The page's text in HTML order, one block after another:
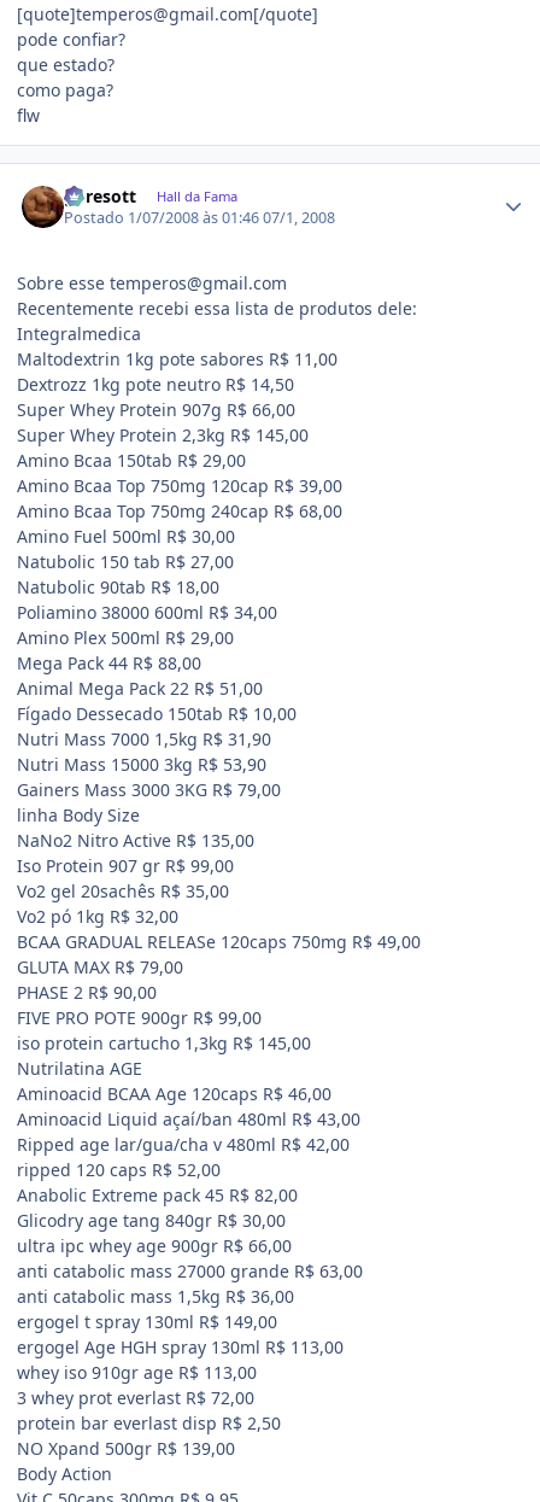
[quote]temperos@gmail.com[/quote]
pode confiar?
que estado?
como paga?
flw
gpresott Hall da Fama
Postado 1/07/2008 às 01:4607/1, 2008
Sobre esse temperos@gmail.com
Recentemente recebi essa lista de produtos dele:
Integralmedica
Maltodextrin 1kg pote sabores R$ 11,00
Dextrozz 1kg pote neutro R$ 14,50
Super Whey Protein 907g R$ 66,00
Super Whey Protein 2,3kg R$ 145,00
Amino Bcaa 150tab R$ 29,00
Amino Bcaa Top 750mg 120cap R$ 39,00
Amino Bcaa Top 750mg 240cap R$ 68,00
Amino Fuel 500ml R$ 30,00
Natubolic 150 tab R$ 27,00
Natubolic 90tab R$ 18,00
Poliamino 38000 600ml R$ 34,00
Amino Plex 500ml R$ 29,00
Mega Pack 44 R$ 88,00
Animal Mega Pack 22 R$ 51,00
Fígado Dessecado 150tab R$ 10,00
Nutri Mass 7000 1,5kg R$ 31,90
Nutri Mass 15000 3kg R$ 53,90
Gainers Mass 3000 3KG R$ 79,00
linha Body Size
NaNo2 Nitro Active R$ 135,00
Iso Protein 907 gr R$ 99,00
Vo2 gel 20sachês R$ 35,00
Vo2 pó 1kg R$ 32,00
BCAA GRADUAL RELEASe 120caps 750mg R$ 49,00
GLUTA MAX R$ 79,00
PHASE 2 R$ 90,00
FIVE PRO POTE 900gr R$ 99,00
iso protein cartucho 1,3kg R$ 145,00
Nutrilatina AGE
Aminoacid BCAA Age 120caps R$ 46,00
Aminoacid Liquid açaí/ban 480ml R$ 43,00
Ripped age lar/gua/cha v 480ml R$ 42,00
ripped 120 caps R$ 52,00
Anabolic Extreme pack 45 R$ 82,00
Glicodry age tang 840gr R$ 30,00
ultra ipc whey age 900gr R$ 66,00
anti catabolic mass 27000 grande R$ 63,00
anti catabolic mass 1,5kg R$ 36,00
ergogel t spray 130ml R$ 149,00
ergogel Age HGH spray 130ml R$ 113,00
whey iso 910gr age R$ 113,00
3 whey prot everlast R$ 72,00
protein bar everlast disp R$ 2,50
NO Xpand 500gr R$ 139,00
Body Action